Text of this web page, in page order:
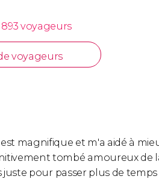
893 voyageurs
voyageurs
est magnifique et m'a aidé à
tombé amoureux de
juste pour passer plus de